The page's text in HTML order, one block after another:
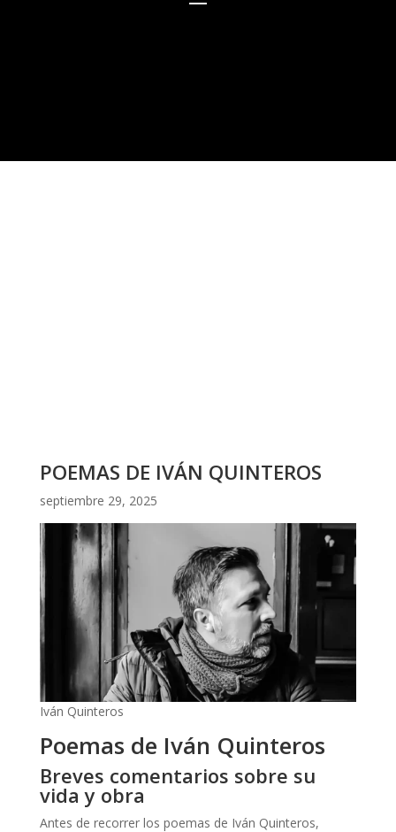
POEMAS DE IVÁN QUINTEROS
septiembre 29, 2025
Iván Quinteros
Poemas de Iván Quinteros
Breves comentarios sobre su
vida y obra
Antes de recorrer los poemas de Iván Quinteros,